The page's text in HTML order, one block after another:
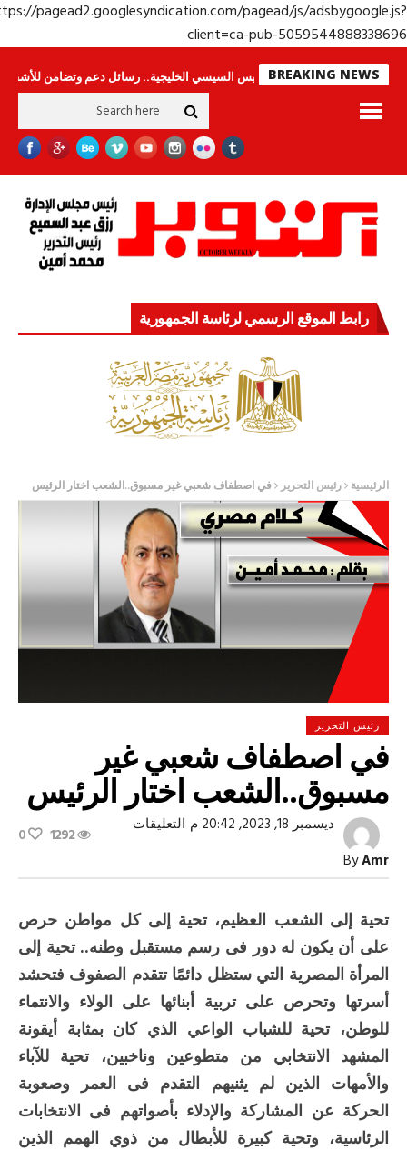
https://pagead2.googlesyndication.com/pagead/js/
client=ca-pub-
BREAKING NEWS
جولة الرئيس السيسي الخليجية.. رسائل دعم وتضامن للأشقاء جهاز
رابط الموقع الرسمي لرئاسة الجمهورية
الرئيسية رئيس التحرير في اصطفاف شعبي غير مسبوق..الشعب اختار الرئيس
رئيس التحرير
في اصطفاف شعبي غير
مسبوق..الشعب اختار الرئيس
ByAmr
ديسمبر 18, 2023, 20:42 م التعليقاتعلى
غير
اختار
الرئيس
مغلقة
1292
0
تحية إلى الشعب العظيم، تحية إلى كل مواطن حرص
على أن يكون له دور فى رسم مستقبل وطنه.. تحية إلى
المرأة المصرية التي ستظل دائمًا تتقدم الصفوف فتحشد
أسرتها وتحرص على تربية أبنائها على الولاء والانتماء
للوطن، تحية للشباب الواعي الذي كان بمثابة أيقونة
المشهد الانتخابي من متطوعين وناخبين، تحية للآباء
والأمهات الذين لم يثنيهم التقدم فى العمر وصعوبة
الحركة عن المشاركة والإدلاء بأصواتهم فى الانتخابات
الرئاسية، وتحية كبيرة للأبطال من ذوي الهمم الذين